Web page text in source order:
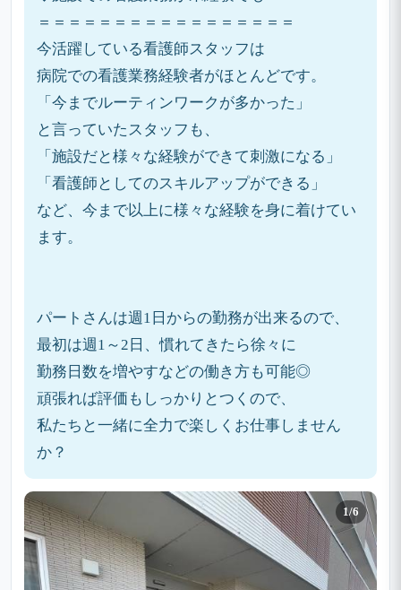
＝＝＝＝＝＝＝＝＝＝＝＝＝＝＝＝＝
今活躍している看護師スタッフは
病院での看護業務経験者がほとんどです。
「今までルーティンワークが多かった」
と言っていたスタッフも、
「施設だと様々な経験ができて刺激になる」
「看護師としてのスキルアップができる」
など、今まで以上に様々な経験を身に着けてい
ます。
パートさんは週1日からの勤務が出来るので、
最初は週1～2日、慣れてきたら徐々に
勤務日数を増やすなどの働き方も可能◎
頑張れば評価もしっかりとつくので、
私たちと一緒に全力で楽しくお仕事しません
か？
1/6